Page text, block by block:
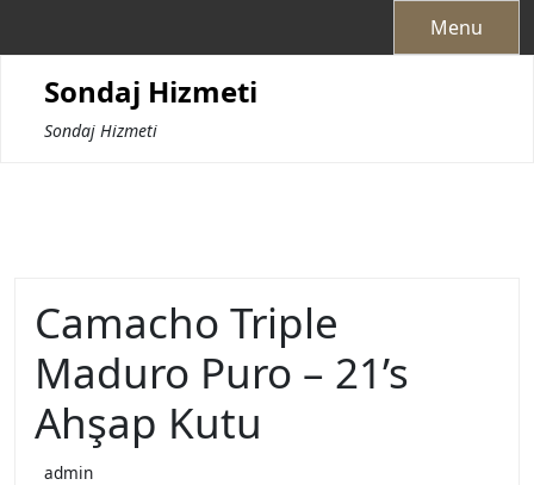
Menu
Sondaj Hizmeti
Sondaj Hizmeti
Camacho Triple
Maduro Puro – 21’s
Ahşap Kutu
admin